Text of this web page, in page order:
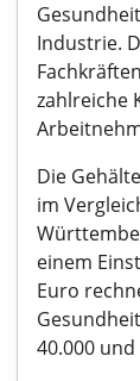
Industrie.
zahlreiche
Die
im
einem
Euro
40.000